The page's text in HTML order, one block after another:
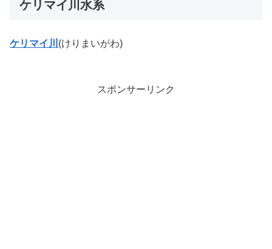
ケリマイ川水系
ケリマイ川 (けりまいがわ)
スポンサーリンク